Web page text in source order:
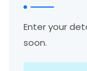
Enter your
soon.